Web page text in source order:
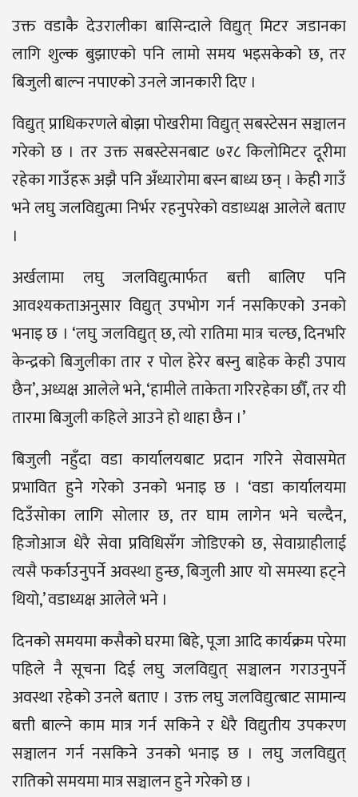
उक्त वडाकै देउरालीका बासिन्दाले विद्युत् मिटर जडानका
लागि शुल्क बुझाएको पनि लामो समय भइसकेको छ, तर
बिजुली बाल्न नपाएको उनले जानकारी दिए ।
विद्युत् प्राधिकरणले बोझा पोखरीमा विद्युत् सबस्टेसन सञ्चालन
गरेको छ । तर उक्त सबस्टेसनबाट ७र८ किलोमिटर दूरीमा
रहेका गाउँहरू अझै पनि अँध्यारोमा बस्न बाध्य छन् । केही गाउँ
भने लघु जलविद्युत्मा निर्भर रहनुपरेको वडाध्यक्ष आलेले बताए
।
अर्खलामा लघु जलविद्युत्मार्फत बत्ती बालिए पनि
आवश्यकताअनुसार विद्युत् उपभोग गर्न नसकिएको उनको
भनाइ छ । ‘लघु जलविद्युत् छ, त्यो रातिमा मात्र चल्छ, दिनभरि
केन्द्रको बिजुलीका तार र पोल हेरेर बस्नु बाहेक केही उपाय
छैन’, अध्यक्ष आलेले भने, ‘हामीले ताकेता गरिरहेका छौँ, तर यी
तारमा बिजुली कहिले आउने हो थाहा छैन ।’
बिजुली नहुँदा वडा कार्यालयबाट प्रदान गरिने सेवासमेत
प्रभावित हुने गरेको उनको भनाइ छ । ‘वडा कार्यालयमा
दिउँसोका लागि सोलार छ, तर घाम लागेन भने चल्दैन,
हिजोआज धेरै सेवा प्रविधिसँग जोडिएको छ, सेवाग्राहीलाई
त्यसै फर्काउनुपर्ने अवस्था हुन्छ, बिजुली आए यो समस्या हट्ने
थियो,’ वडाध्यक्ष आलेले भने ।
दिनको समयमा कसैको घरमा बिहे, पूजा आदि कार्यक्रम परेमा
पहिले नै सूचना दिई लघु जलविद्युत् सञ्चालन गराउनुपर्ने
अवस्था रहेको उनले बताए । उक्त लघु जलविद्युत्बाट सामान्य
बत्ती बाल्ने काम मात्र गर्न सकिने र धेरै विद्युतीय उपकरण
सञ्चालन गर्न नसकिने उनको भनाइ छ । लघु जलविद्युत्
रातिको समयमा मात्र सञ्चालन हुने गरेको छ ।